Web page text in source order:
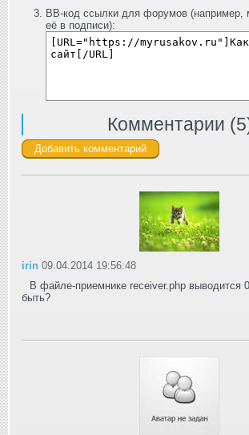
BB-код ссылки для форумов (например,
её в подписи):
Комментарии (5
irin 09.04.2014 19:56:48
В файле-приемнике receiver.php выводится
быть?